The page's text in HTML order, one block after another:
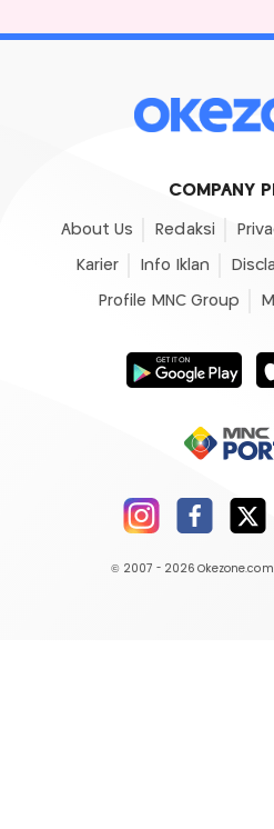
COMPANY
About Us Redaksi
Karier Info Iklan
Profile MNC Group
© 2007 - 2026 Okezone.com